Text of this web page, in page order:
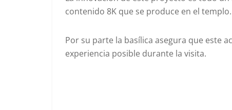
contenido 8K que se produce en el templo.
Por su parte la basílica asegura que este
experiencia posible durante la visita.